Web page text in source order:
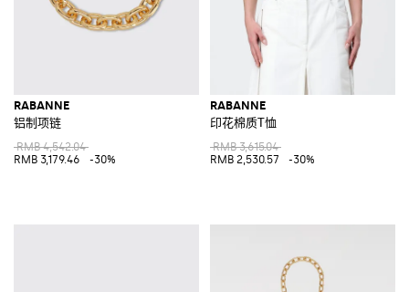
RABANNE
铝制项链
RMB 4,542.04
RMB 3,179.46
-30%
RABANNE
印花棉质T恤
RMB 3,615.04
RMB 2,530.57
-30%